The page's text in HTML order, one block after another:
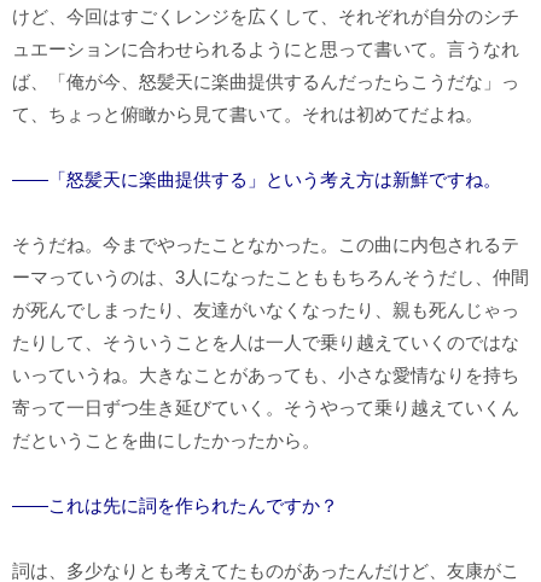
けど、今回はすごくレンジを広くして、それぞれが自分のシチ
ュエーションに合わせられるようにと思って書いて。言うなれ
ば、「俺が今、怒髪天に楽曲提供するんだったらこうだな」っ
て、ちょっと俯瞰から見て書いて。それは初めてだよね。
――「怒髪天に楽曲提供する」という考え方は新鮮ですね。
そうだね。今までやったことなかった。この曲に内包されるテ
ーマっていうのは、3人になったことももちろんそうだし、仲間
が死んでしまったり、友達がいなくなったり、親も死んじゃっ
たりして、そういうことを人は一人で乗り越えていくのではな
いっていうね。大きなことがあっても、小さな愛情なりを持ち
寄って一日ずつ生き延びていく。そうやって乗り越えていくん
だということを曲にしたかったから。
――これは先に詞を作られたんですか？
詞は、多少なりとも考えてたものがあったんだけど、友康がこ